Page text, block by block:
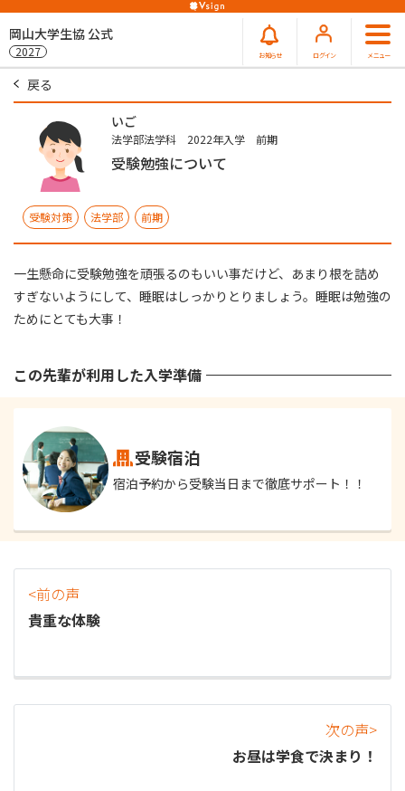
岡山大学生協 公式
2027 お知らせ ログイン メニュー
戻る
いご
法学部法学科 2022年入学 前期
受験勉強について
受験対策 法学部 前期
一生懸命に受験勉強を頑張るのもいい事だけど、あまり根を詰め
すぎないようにして、睡眠はしっかりとりましょう。睡眠は勉強の
ためにとても大事！
この先輩が利用した入学準備
受験宿泊
宿泊予約から受験当日まで徹底サポート！！
<前の声
貴重な体験
次の声>
お昼は学食で決まり！